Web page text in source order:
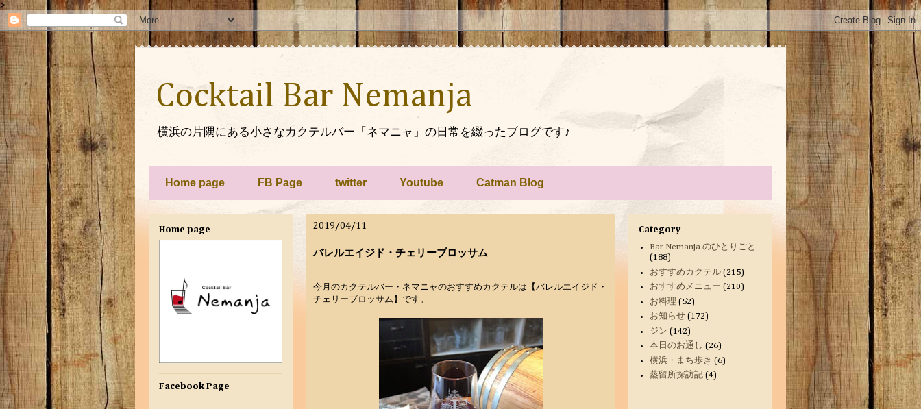
>
Cocktail Bar Nemanja
横浜の片隅にある小さなカクテルバー「ネマニャ」の日常を綴ったブログです♪
Home page FB Page twitter Youtube Catman Blog
2019/04/11
バレルエイジド・チェリーブロッサム
今月のカクテルバー・ネマニャのおすすめカクテルは【バレルエイジド・
チェリーブロッサム】です。
Home page
Facebook Page
Category
Bar Nemanja のひとりごと
(188)
おすすめカクテル (215)
おすすめメニュー (210)
お料理 (52)
お知らせ (172)
ジン (142)
本日のお通し (26)
横浜・まち歩き (6)
蒸留所探訪記 (4)